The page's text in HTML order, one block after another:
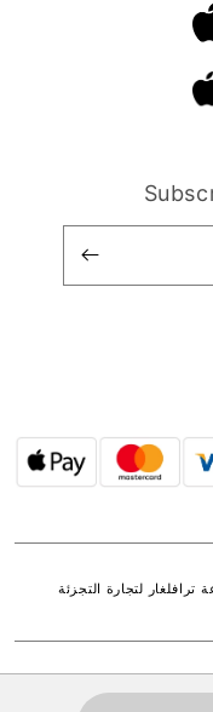
ترافلغار لتجارة التجزئة